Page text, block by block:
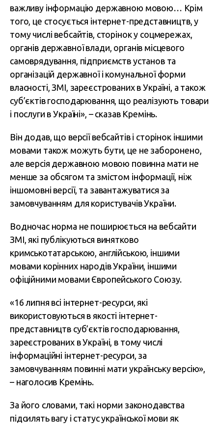
важливу інформацію державною мовою… Крім
того, це стосується інтернет-представництв, у
тому числі вебсайтів, сторінок у соцмережах,
органів державної влади, органів місцевого
самоврядування, підприємств установ та
організацій державної і комунальної форми
власності, ЗМІ, зареєстрованих в Україні, а також
суб’єктів господарювання, що реалізують товари
і послуги в Україні», – сказав Кремінь.
Він додав, що версії вебсайтів і сторінок іншими
мовами також можуть бути, це не заборонено,
але версія державною мовою повинна мати не
менше за обсягом та змістом інформації, ніж
іншомовні версії, та завантажуватися за
замовчуванням для користувачів України.
Водночас норма не поширюється на вебсайти
ЗМІ, які публікуються винятково
кримськотатарською, англійською, іншими
мовами корінних народів України, іншими
офіційними мовами Європейського Союзу.
«16 липня всі інтернет-ресурси, які
використовуються в якості інтернет-
представництв суб’єктів господарювання,
зареєстрованих в Україні, в тому числі
інформаційні інтернет-ресурси, за
замовчуванням повинні мати українську версію»,
– наголосив Кремінь.
За його словами, такі норми законодавства
підсилять вагу і статус української мови як